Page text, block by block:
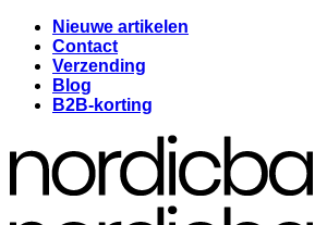
Nieuwe artikelen
Contact
Verzending
Blog
B2B-korting